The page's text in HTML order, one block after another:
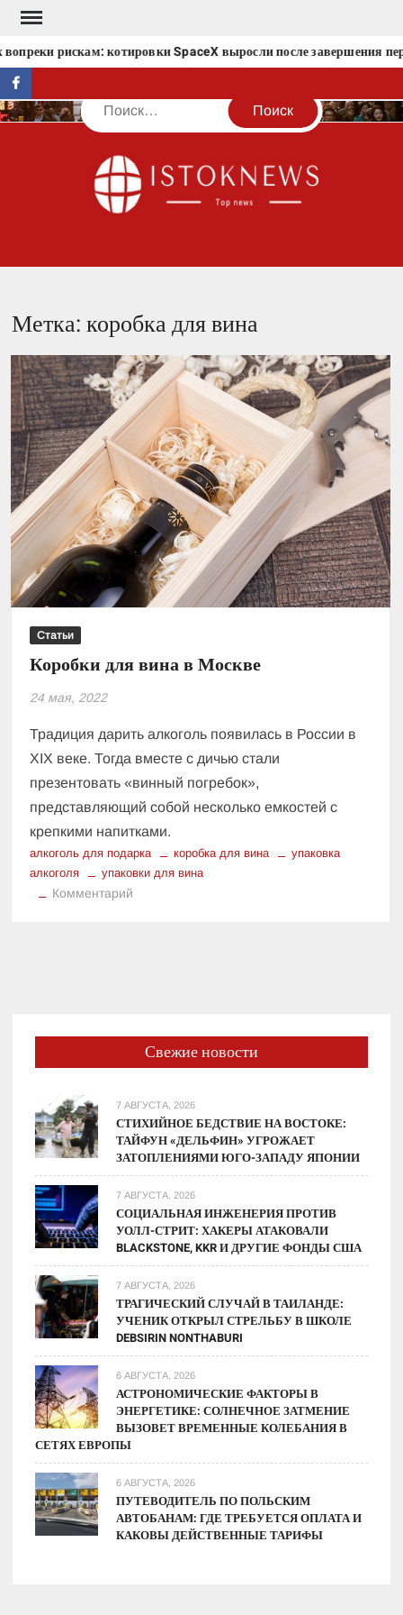
Перейти
содержимомурискам: котировки SpaceX выросли после завершения
facebook
Поиск
Метка:коробка для вина
Статьи
Коробки для вина в Москве
24 мая, 2022
Традиция дарить алкоголь появилась в России в
XIX веке. Тогда вместе с дичью стали
презентовать «винный погребок»,
представляющий собой несколько емкостей с
крепкими напитками.
алкоголь для подарка коробка для вина
упаковка
алкоголя
упаковки для вина
Комментарий
Свежие новости
7 АВГУСТА, 2026
СТИХИЙНОЕ БЕДСТВИЕ НА ВОСТОКЕ:
ТАЙФУН «ДЕЛЬФИН» УГРОЖАЕТ
ЗАТОПЛЕНИЯМИ ЮГО-ЗАПАДУ ЯПОНИИ
7 АВГУСТА, 2026
СОЦИАЛЬНАЯ ИНЖЕНЕРИЯ ПРОТИВ
УОЛЛ-СТРИТ: ХАКЕРЫ АТАКОВАЛИ
BLACKSTONE, KKR И ДРУГИЕ ФОНДЫ США
7 АВГУСТА, 2026
ТРАГИЧЕСКИЙ СЛУЧАЙ В ТАИЛАНДЕ:
УЧЕНИК ОТКРЫЛ СТРЕЛЬБУ В ШКОЛЕ
DEBSIRIN NONTHABURI
6 АВГУСТА, 2026
АСТРОНОМИЧЕСКИЕ ФАКТОРЫ В
ЭНЕРГЕТИКЕ: СОЛНЕЧНОЕ ЗАТМЕНИЕ
ВЫЗОВЕТ ВРЕМЕННЫЕ КОЛЕБАНИЯ В
СЕТЯХ ЕВРОПЫ
6 АВГУСТА, 2026
ПУТЕВОДИТЕЛЬ ПО ПОЛЬСКИМ
АВТОБАНАМ: ГДЕ ТРЕБУЕТСЯ ОПЛАТА И
КАКОВЫ ДЕЙСТВЕННЫЕ ТАРИФЫ